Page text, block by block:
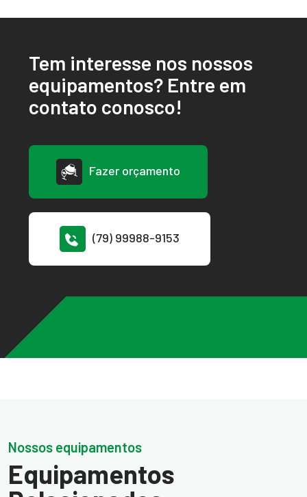
Tem interesse nos nossos
equipamentos? Entre em
contato conosco!
Fazer orçamento
(79) 99988-9153
Nossos equipamentos
Equipamentos